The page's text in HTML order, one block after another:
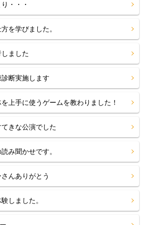
・・・
を学びました。
ました
断実施します
上手に使うゲームを教わりました！
きな公演でした
み聞かせです。
んありがとう
しました。